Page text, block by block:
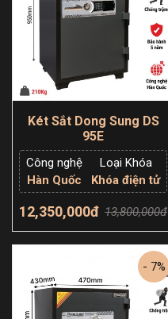
Két Sắt Dong Sung DS
95E
Công nghệ
Hàn Quốc
Loại Khóa
Khóa điện tử
12,350,000đ 13,800,000đ
Thêm giỏ hàng
- 7%